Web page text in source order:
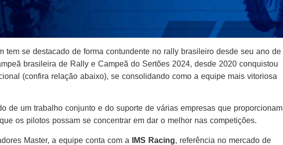
tem se destacado de forma contundente no rally brasileiro desde seu ano de
brasileira de Rally e Campeã do Sertões 2024, desde 2020 conquistou
(confira relação abaixo), se consolidando como a equipe mais vitoriosa
de um trabalho conjunto e do suporte de várias empresas que proporcionam
os pilotos possam se concentrar em dar o melhor nas competições.
Master, a equipe conta com a IMS Racing, referência no mercado de